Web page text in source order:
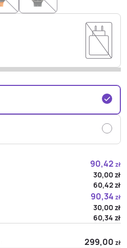
90,42 zł
30,00zł
60,42zł
90,34 zł
30,00zł
60,34 zł
299,00 zł